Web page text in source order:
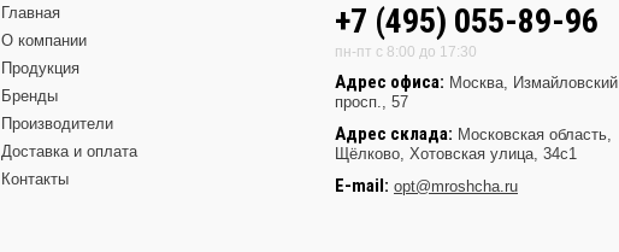
Главная
О компании
Продукция
Бренды
Производители
Доставка и оплата
Контакты
+7 (495) 055-89-96
пн-пт с 8:00 до 17:30
Адрес офиса: Москва, Измайловский
просп., 57
Адрес склада: Московская область,
Щёлково, Хотовская улица, 34с1
E-mail: opt@mroshcha.ru